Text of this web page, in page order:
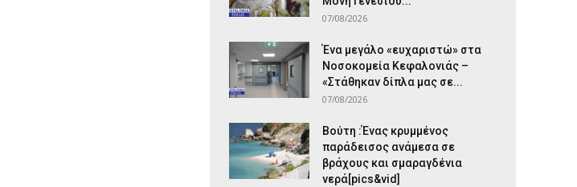
07/08/2026
Ένα μεγάλο «ευχαριστώ» στα
Νοσοκομεία Κεφαλονιάς –
«Στάθηκαν δίπλα μας σε...
07/08/2026
Βούτη :Ένας κρυμμένος
παράδεισος ανάμεσα σε
βράχους και σμαραγδένια
νερά[pics&vid]